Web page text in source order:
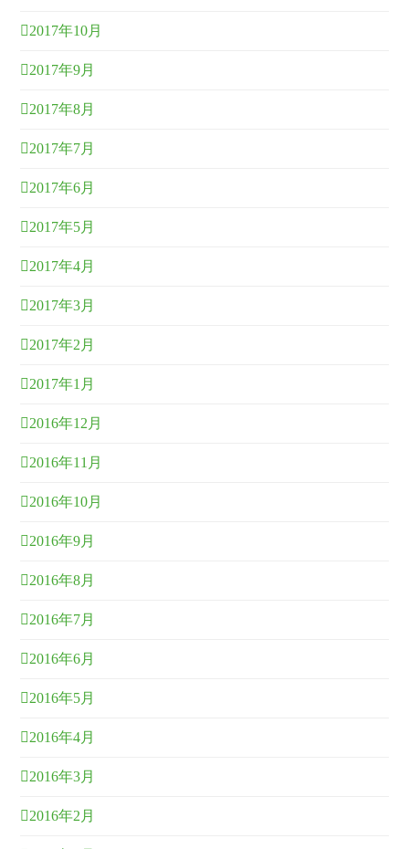
2017年10月
2017年9月
2017年8月
2017年7月
2017年6月
2017年5月
2017年4月
2017年3月
2017年2月
2017年1月
2016年12月
2016年11月
2016年10月
2016年9月
2016年8月
2016年7月
2016年6月
2016年5月
2016年4月
2016年3月
2016年2月